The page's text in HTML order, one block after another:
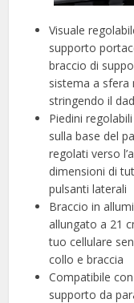
Visuale
supporto
braccio di
sistema a sfera
stringendo il
Piedini
sulla base del
regolati verso
dimensioni di
pulsanti laterali
Braccio in
allungato a 21
tuo cellulare
collo e braccia
Compatibile
supporto da